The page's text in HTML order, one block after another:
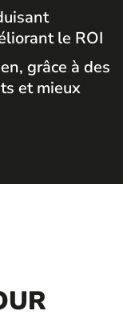
le ROI
grâce à des
et mieux